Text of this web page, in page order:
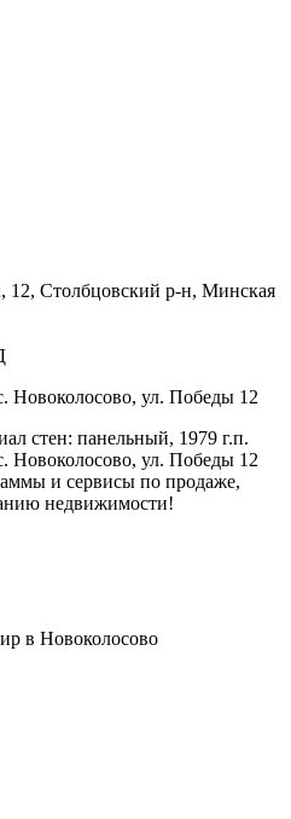
12, Столбцовский р-н, Минская
Новоколосово, ул. Победы 12
стен: панельный, 1979 г.п.
Новоколосово, ул. Победы 12
и сервисы по продаже,
недвижимости!
в Новоколосово